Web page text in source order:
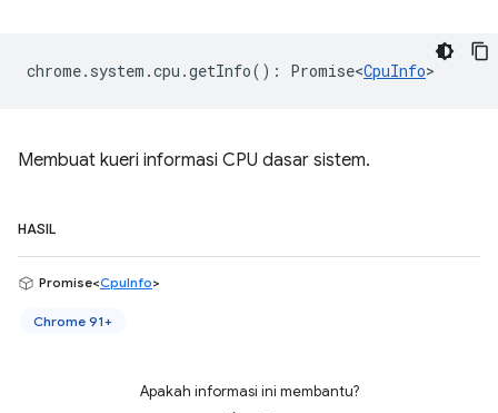
chrome. system .cpu .getInfo() : Promise<CpuInfo>
Membuat kueri informasi CPU dasar sistem.
HASIL
Promise<CpuInfo>
Chrome 91+
Apakah informasi ini membantu?